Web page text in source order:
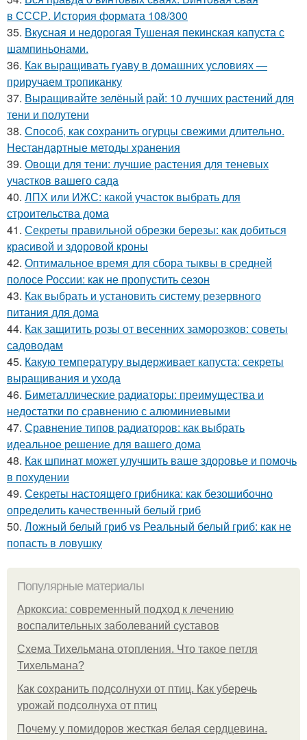
в СССР. История формата 108/300
35. Вкусная и недорогая Тушеная пекинская капуста с
шампиньонами.
36. Как выращивать гуаву в домашних условиях —
приручаем тропиканку
37. Выращивайте зелёный рай: 10 лучших растений для
тени и полутени
38. Способ, как сохранить огурцы свежими длительно.
Нестандартные методы хранения
39. Овощи для тени: лучшие растения для теневых
участков вашего сада
40. ЛПХ или ИЖС: какой участок выбрать для
строительства дома
41. Секреты правильной обрезки березы: как добиться
красивой и здоровой кроны
42. Оптимальное время для сбора тыквы в средней
полосе России: как не пропустить сезон
43. Как выбрать и установить систему резервного
питания для дома
44. Как защитить розы от весенних заморозков: советы
садоводам
45. Какую температуру выдерживает капуста: секреты
выращивания и ухода
46. Биметаллические радиаторы: преимущества и
недостатки по сравнению с алюминиевыми
47. Сравнение типов радиаторов: как выбрать
идеальное решение для вашего дома
48. Как шпинат может улучшить ваше здоровье и помочь
в похудении
49. Секреты настоящего грибника: как безошибочно
определить качественный белый гриб
50. Ложный белый гриб vs Реальный белый гриб: как не
попасть в ловушку
Популярные материалы
Аркоксиа: современный подход к лечению
воспалительных заболеваний суставов
Схема Тихельмана отопления. Что такое петля
Тихельмана?
Как сохранить подсолнухи от птиц. Как уберечь
урожай подсолнуха от птиц
Почему у помидоров жесткая белая сердцевина.